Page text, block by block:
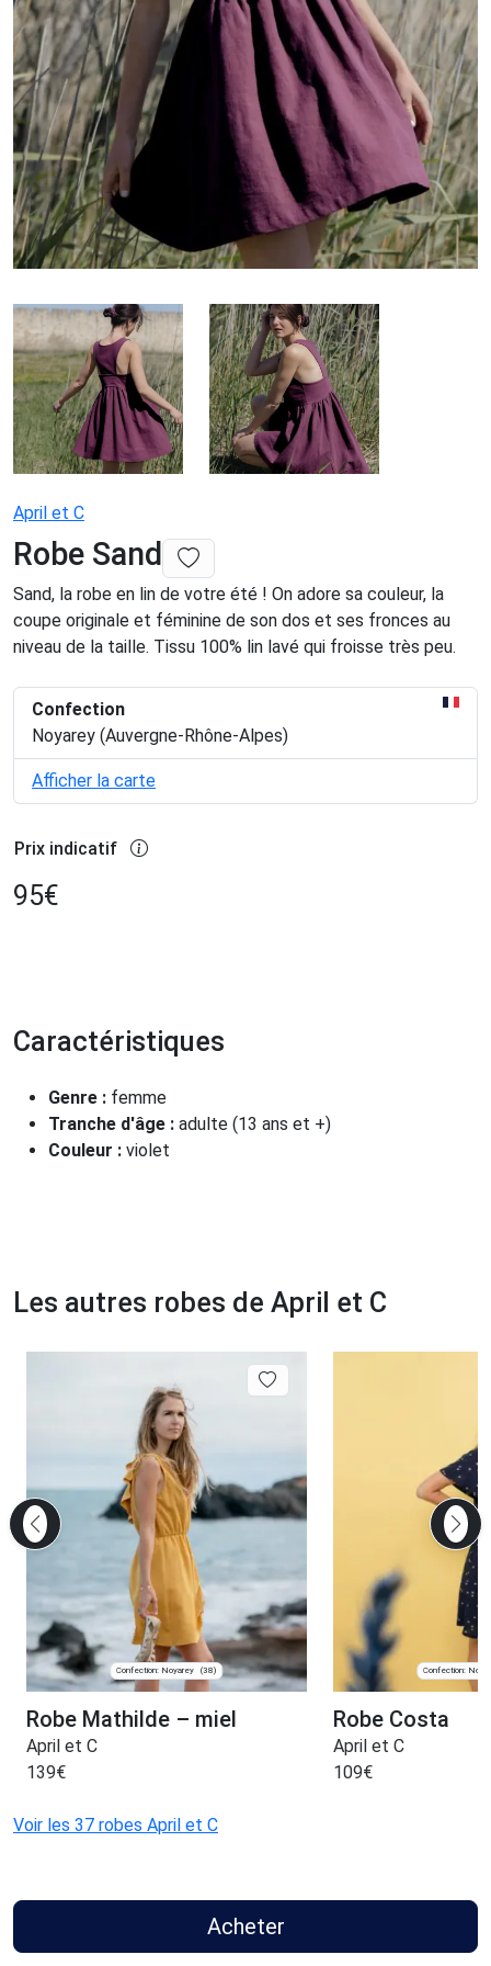
April et C
Robe Sand
Sand, la robe en lin de votre été ! On adore sa couleur, la
coupe originale et féminine de son dos et ses fronces au
niveau de la taille. Tissu 100% lin lavé qui froisse très peu.
Confection
Noyarey (Auvergne-Rhône-Alpes)
Afficher la carte
Prix indicatif
95€
Caractéristiques
Genre : femme
Tranche d'âge : adulte (13 ans et +)
Couleur : violet
Les autres robes de April et C
Confection: Noyarey (38)
Robe Mathilde – miel
April et C
139€
Confection:
Robe Costa
April et C
109€
Voir les 37 robes April et C
Acheter